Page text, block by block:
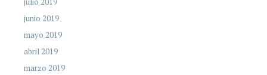
junio 2019
mayo 2019
abril 2019
marzo 2019